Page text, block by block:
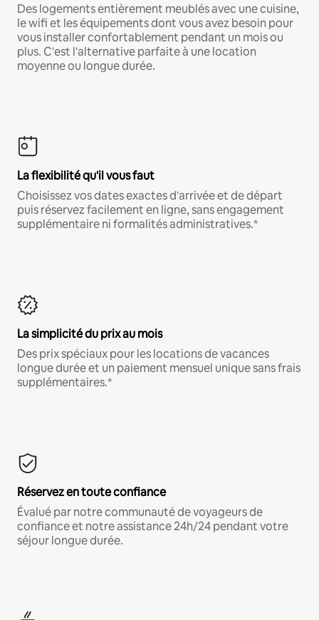
Des logements entièrement meublés avec une cuisine,
le wifi et les équipements dont vous avez besoin pour
vous installer confortablement pendant un mois ou
plus. C'est l'alternative parfaite à une location
moyenne ou longue durée.
La flexibilité qu'il vous faut
Choisissez vos dates exactes d'arrivée et de départ
puis réservez facilement en ligne, sans engagement
supplémentaire ni formalités administratives.*
La simplicité du prix au mois
Des prix spéciaux pour les locations de vacances
longue durée et un paiement mensuel unique sans frais
supplémentaires.*
Réservez en toute confiance
Évalué par notre communauté de voyageurs de
confiance et notre assistance 24h/24 pendant votre
séjour longue durée.